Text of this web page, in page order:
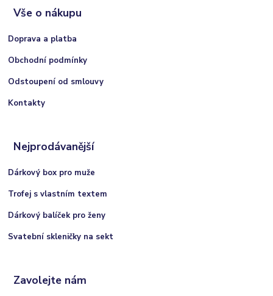
Vše o nákupu
Doprava a platba
Obchodní podmínky
Odstoupení od smlouvy
Kontakty
Nejprodávanější
Dárkový box pro muže
Trofej s vlastním textem
Dárkový balíček pro ženy
Svatební skleničky na sekt
Zavolejte nám